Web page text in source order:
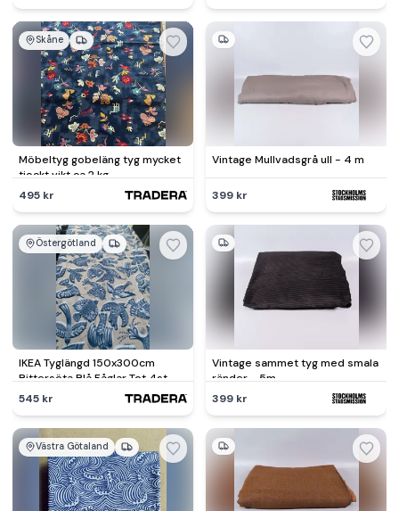
Skåne
Möbeltyg gobeläng tyg mycket
tjockt vikt ca 2 kg
495 kr
Vintage Mullvadsgrå ull - 4 m
399 kr
Östergötland
IKEA Tyglängd 150x300cm
Bittersöta Blå Fåglar Tot 4st
finns!
545 kr
Vintage sammet tyg med smala
ränder - 5m
399 kr
Västra Götaland